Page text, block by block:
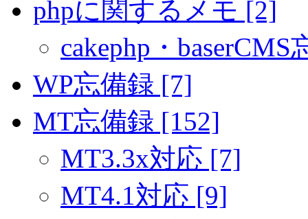
phpに関するメモ [2]
cakephp・baserCMS
WP忘備録 [7]
MT忘備録 [152]
MT3.3x対応 [7]
MT4.1対応 [9]